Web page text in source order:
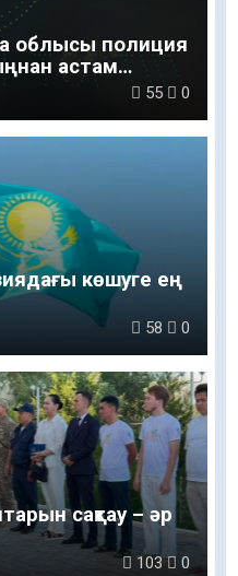
облысы полиция
астам
қамтамасыз
55 0
көшуге ең
58 0
сақтау – әр
103 0